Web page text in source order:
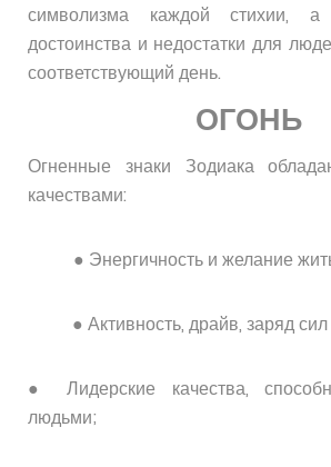
символизма каждой стихии,
достоинства и недостатки для
соответствующий день.
ОГОНЬ
Огненные знаки Зодиака
качествами:
● Энергичность и желание
● Активность, драйв, заряд
● Лидерские качества,
людьми;